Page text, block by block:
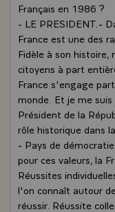
Français en 1986 ?
- LE PRESIDENT.-
France est une des
Fidèle à son
citoyens à part
France s'engage
monde. Et je me
Président de la
rôle historique dans
- Pays de
pour ces valeurs, la
Réussites
l'on connaît autour
réussir. Réussite